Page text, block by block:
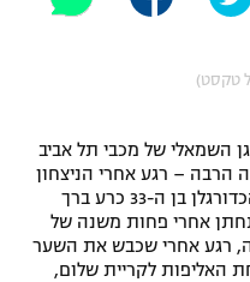
טקסט)
השמאלי של מכבי תל אביב
הרבה – רגע אחרי הניצחון
של הצהובים 0:3 על הפועל חיפה, הכדורגלן בן ה-33 כרע ברך
אחרי פחות משנה של
רגע אחרי שכבש את השער
האליפות לקריית שלום,